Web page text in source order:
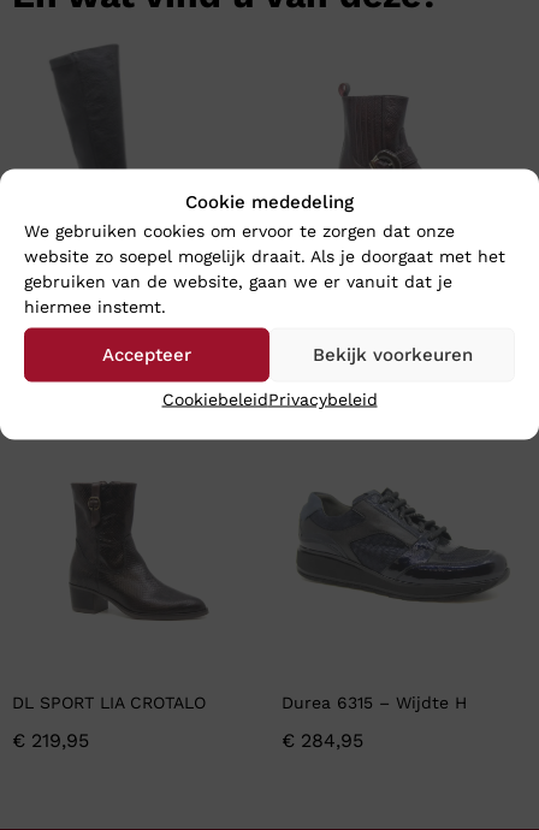
Cookie mededeling
We gebruiken cookies om ervoor te zorgen dat onze
website zo soepel mogelijk draait. Als je doorgaat met het
gebruiken van de website, gaan we er vanuit dat je
hiermee instemt.
Accepteer Bekijk voorkeuren
CookiebeleidPrivacybeleid
DL SPORT GRANDIOSA NERO
214,95
DL SPORT LIA CROTALO
€ 219,95
Durea 6315 – Wijdte H
€ 284,95